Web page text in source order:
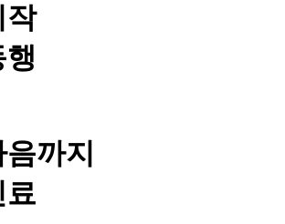
작
까지
료